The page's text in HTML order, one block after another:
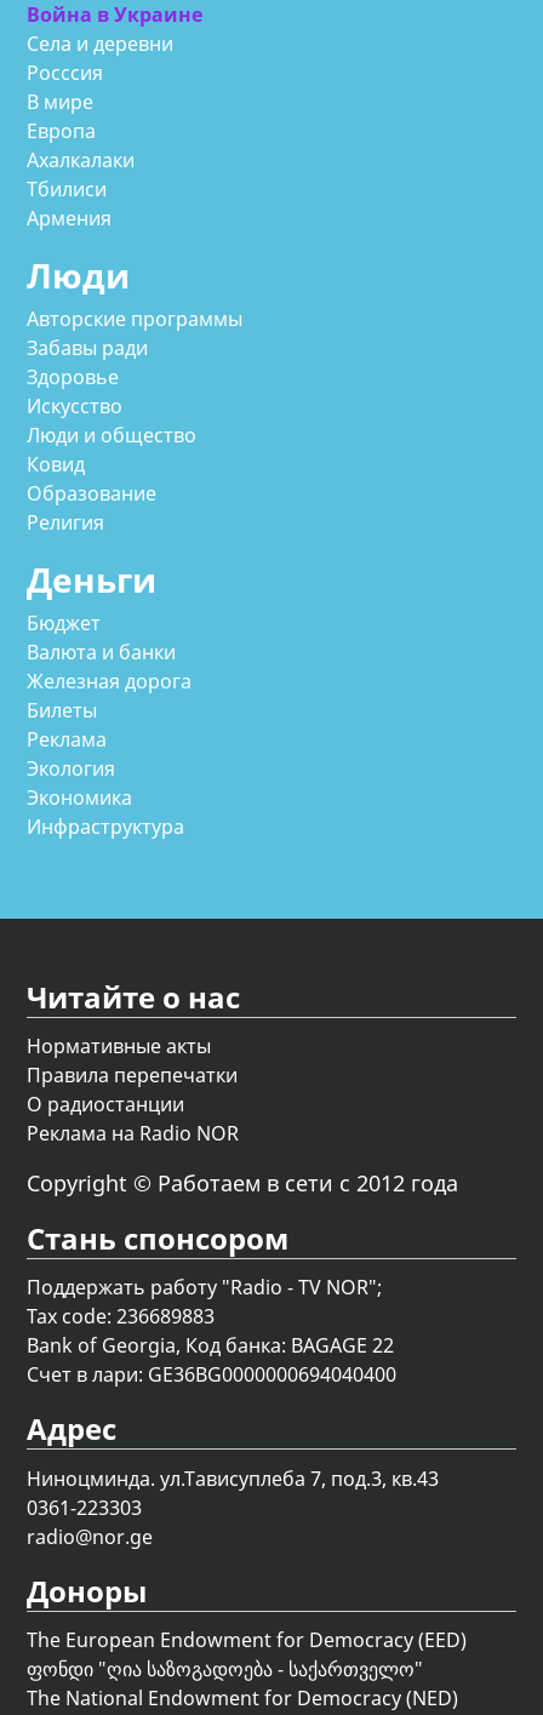
Война в Украине
Села и деревни
Росссия
В мире
Европа
Ахалкалаки
Тбилиси
Армения
Люди
Авторские программы
Забавы ради
Здоровье
Искусство
Люди и общество
Ковид
Образование
Религия
Деньги
Бюджет
Валюта и банки
Железная дорога
Билеты
Реклама
Экология
Экономика
Инфраструктура
Читайте о нас
Нормативные акты
Правила перепечатки
О радиостанции
Реклама на Radio NOR
Copyright © Работаем в сети с 2012 года
Стань спонсором
Поддержать работу "Radio - TV NOR";
Tax code: 236689883
Bank of Georgia, Код банка: BAGAGE 22
Счет в лари: GE36BG0000000694040400
Адрес
Ниноцминда. ул.Тависуплеба 7, под.3, кв.43
0361-223303
radio@nor.ge
Доноры
The European Endowment for Democracy (EED)
ფონდი "ღია საზოგადოება - საქართველო"
The National Endowment for Democracy (NED)